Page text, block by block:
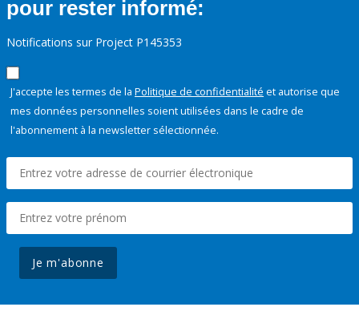
pour rester informé:
Notifications sur Project P145353
J'accepte les termes de la Politique de confidentialité et autorise que
mes données personnelles soient utilisées dans le cadre de
l'abonnement à la newsletter sélectionnée.
Je m'abonne